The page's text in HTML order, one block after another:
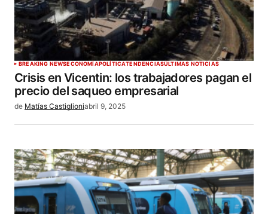
BREAKING NEWSECONOMÍAPOLÍTICATENDENCIASÚLTIMAS NOTICIAS
Crisis en Vicentin: los trabajadores pagan el
precio del saqueo empresarial
de Matías Castiglioniabril 9, 2025